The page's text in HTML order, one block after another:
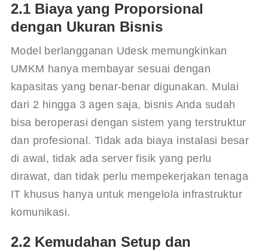
2.1 Biaya yang Proporsional
dengan Ukuran Bisnis
Model berlangganan Udesk memungkinkan
UMKM hanya membayar sesuai dengan
kapasitas yang benar-benar digunakan. Mulai
dari 2 hingga 3 agen saja, bisnis Anda sudah
bisa beroperasi dengan sistem yang terstruktur
dan profesional. Tidak ada biaya instalasi besar
di awal, tidak ada server fisik yang perlu
dirawat, dan tidak perlu mempekerjakan tenaga
IT khusus hanya untuk mengelola infrastruktur
komunikasi.
2.2 Kemudahan Setup dan